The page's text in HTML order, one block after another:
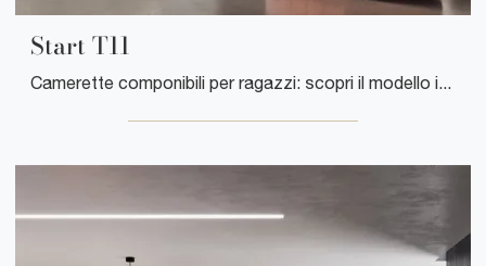
Start T11
Camerette componibili per ragazzi: scopri il modello in laccato opaco Start T11 di Clever per stanzette moderne.